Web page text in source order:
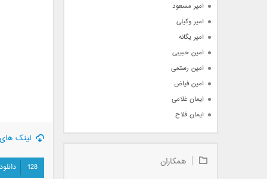
لینک
128
امیر مسعود
امیر وکیلی
امیر یگانه
امین حبیبی
امین رستمی
امین فیاض
ایمان غلامی
ایمان فلاح
بابک جهانبخش
بابک مافیهمکاران